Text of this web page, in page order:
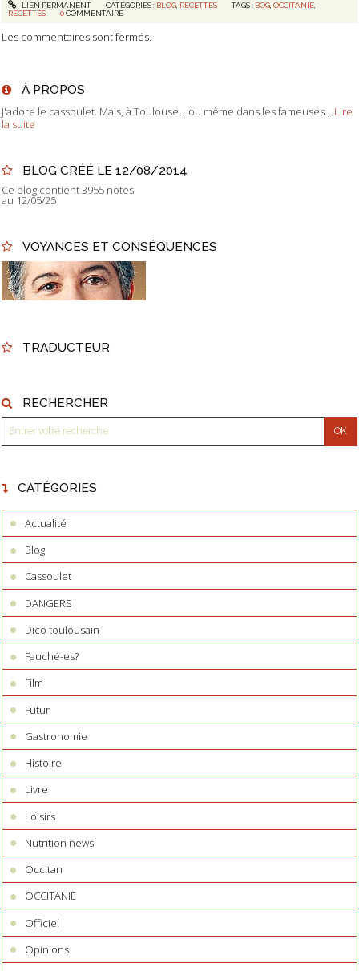
LIEN PERMANENT CATÉGORIES : BLOG, RECETTES TAGS : BOG,OCCITANIE,
RECETTES
0 COMMENTAIRE
Les commentaires sont fermés.
À PROPOS
J'adore le cassoulet. Mais, à Toulouse... ou même dans les fameuses...
Lire
la suite
BLOG CRÉÉ LE 12/08/2014
Ce blog contient 3955 notes
au 12/05/25
VOYANCES ET CONSÉQUENCES
TRADUCTEUR
RECHERCHER
CATÉGORIES
Actualité
Blog
Cassoulet
DANGERS
Dico toulousain
Fauché-es?
Film
Futur
Gastronomie
Histoire
Livre
Loisirs
Nutrition news
Occitan
OCCITANIE
Officiel
Opinions